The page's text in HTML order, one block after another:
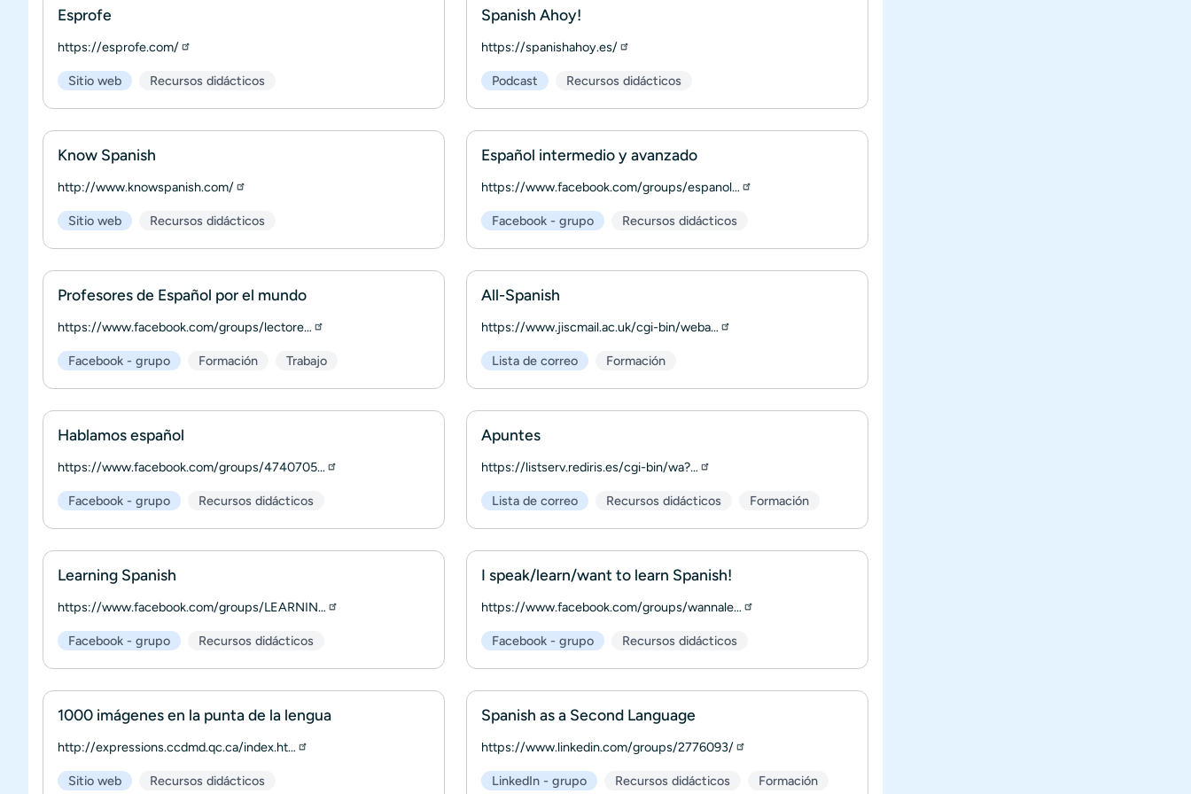
Esprofe
https://esprofe.com/
Sitio web Recursos didácticos
Spanish Ahoy!
https://spanishahoy.es/
Podcast Recursos didácticos
Know Spanish
http://www.knowspanish.com/
Sitio web Recursos didácticos
Español intermedio y avanzado
https://www.facebook.com/groups/espanol…
Facebook - grupo Recursos didácticos
Profesores de Español por el mundo
https://www.facebook.com/groups/lectore…
Facebook - grupo Formación Trabajo
All-Spanish
https://www.jiscmail.ac.uk/cgi-bin/weba…
Lista de correo Formación
Hablamos español
https://www.facebook.com/groups/4740705…
Facebook - grupo Recursos didácticos
Apuntes
https://listserv.rediris.es/cgi-bin/wa?…
Lista de correo Recursos didácticos Formación
Learning Spanish
https://www.facebook.com/groups/LEARNIN…
Facebook - grupo Recursos didácticos
I speak/learn/want to learn Spanish!
https://www.facebook.com/groups/wannale…
Facebook - grupo Recursos didácticos
1000 imágenes en la punta de la lengua
http://expressions.ccdmd.qc.ca/index.ht…
Sitio web Recursos didácticos
Spanish as a Second Language
https://www.linkedin.com/groups/2776093/
LinkedIn - grupo Recursos didácticos Formación